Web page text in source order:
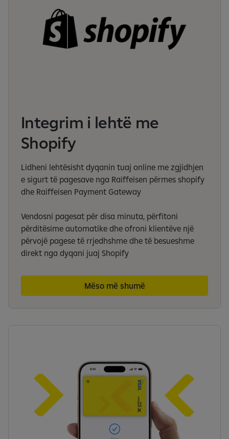
Integrim i lehtë me
Shopify
Lidheni lehtësisht dyqanin tuaj online me zgjidhjen
e sigurt të pagesave nga Raiffeisen përmes shopify
dhe Raiffeisen Payment Gateway
Vendosni pagesat për disa minuta, përfitoni
përditësime automatike dhe ofroni klientëve një
përvojë pagese të rrjedhshme dhe të besueshme
direkt nga dyqani juaj Shopify
Mëso më shumë